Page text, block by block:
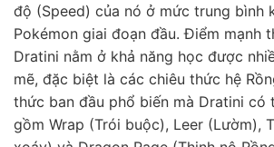
độ (Speed) của nó ở mức trung bình
Pokémon giai đoạn đầu. Điểm mạnh
Dratini nằm ở khả năng học được
mẽ, đặc biệt là các chiêu thức hệ
thức ban đầu phổ biến mà Dratini có
gồm Wrap (Trói buộc), Leer (Lườm),